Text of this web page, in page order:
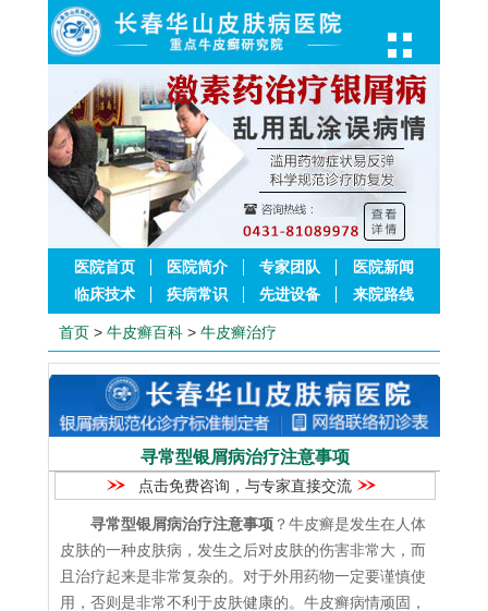
医院首页 医院简介 专家团队
医院新闻
临床技术
疾病常识 先进设备 来院路线
首页 > 牛皮癣百科 > 牛皮癣治疗
寻常型银屑病治疗注意事项
点击免费咨询，与专家直接交流
寻常型银屑病治疗注意事项 ？牛皮癣是发生在人体
皮肤的一种皮肤病，发生之后对皮肤的伤害非常大，而
且治疗起来是非常复杂的。对于外用药物一定要谨慎使
用，否则是非常不利于皮肤健康的。牛皮癣病情顽固，